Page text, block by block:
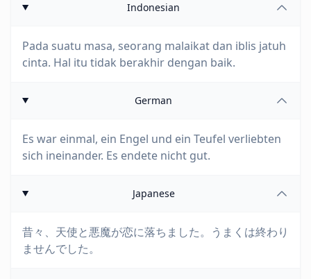
Indonesian
Pada suatu masa, seorang malaikat dan iblis jatuh
cinta. Hal itu tidak berakhir dengan baik.
German
Es war einmal, ein Engel und ein Teufel verliebten
sich ineinander. Es endete nicht gut.
Japanese
昔々、天使と悪魔が恋に落ちました。うまくは終わり
ませんでした。